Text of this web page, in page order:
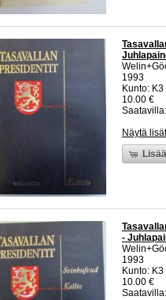
1993
Kunto:
10.00 €
Näytä
-
1993
Kunto:
10.00 €